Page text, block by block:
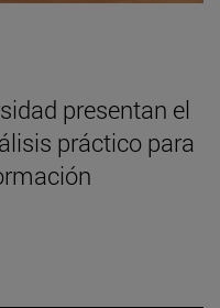
presentan el
práctico para